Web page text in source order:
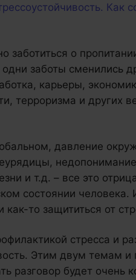
Как
заботиться о
заботы сменились
карьеры,
терроризма и других
давление
и т.д. – все это
состоянии
то защититься от
стресса и
Этим двум темам
разговор будет очень